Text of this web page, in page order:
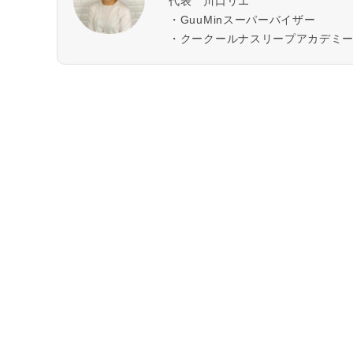
・GuuMinスーパーバイザー
・クークールナスリープアカデミ